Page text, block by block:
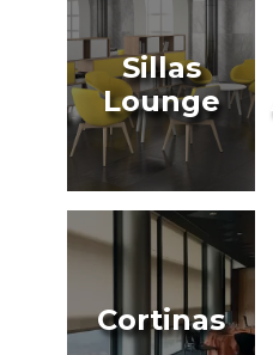
Sillas
Lounge
Cortinas